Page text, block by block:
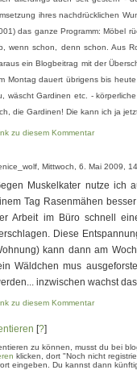
ihres nachdrücklichen
das ganze Programm: Möbel
wenn schon, denn schon. Aus
ein Blogbeitrag mit der
Montag dauert übrigens bis
wäscht Gardinen etc. -
die Gardinen! Die kann ich ja
zu diesem Kommentar
Mittwoch, 6. Mai 2009,
Muskelkater nutze ich
Tag Rasenmähen
Arbeit im Büro schnell
Diese
kann dann am
Wäldchen mus
inzwischen wachst
zu diesem Kommentar
[?]
zu können, musst du bei
klicken, dort "Noch nicht
eingeben. Du kannst dann